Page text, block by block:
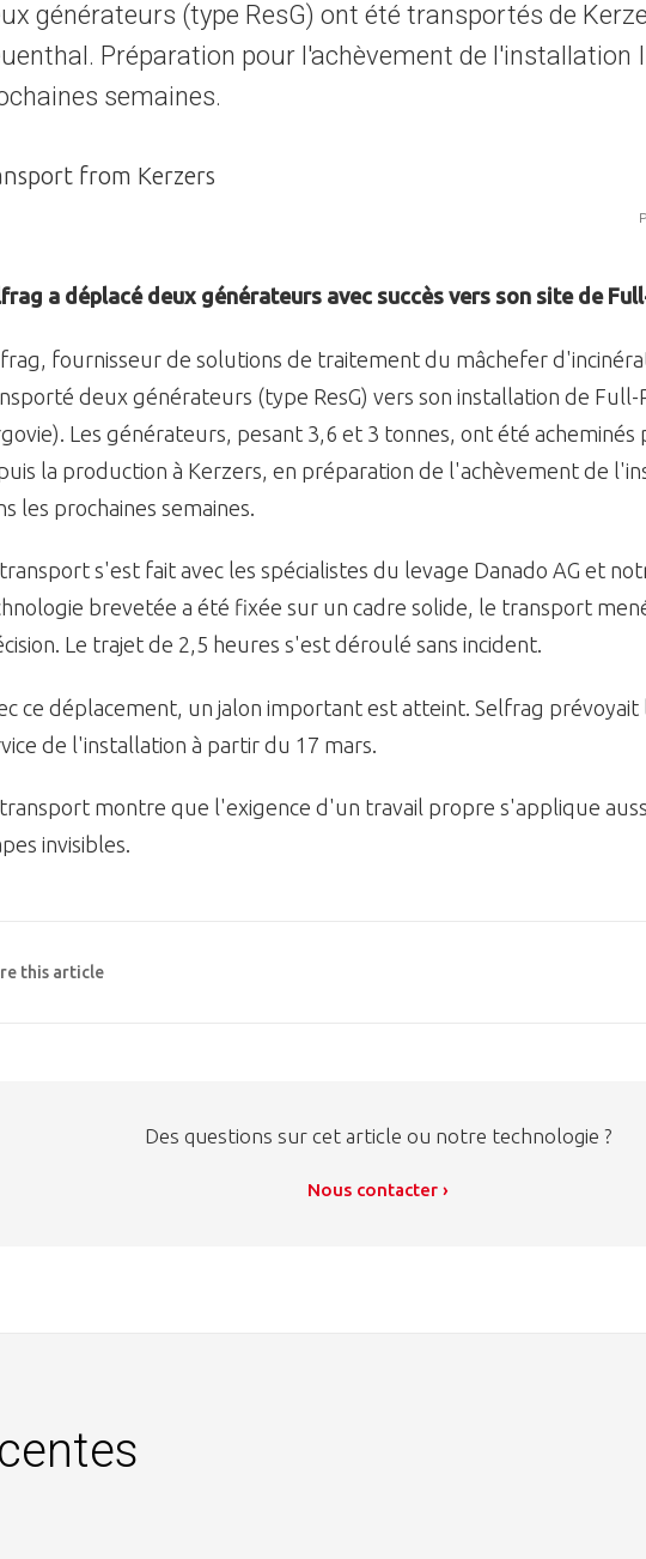
générateurs (type ResG) ont été transportés de
Préparation pour l'achèvement de l'installation
semaines.
a déplacé deux générateurs avec succès vers son site de
fournisseur de solutions de traitement du mâchefer
deux générateurs (type ResG) vers son installation de Full-
Les générateurs, pesant 3,6 et 3 tonnes, ont été acheminés
la production à Kerzers, en préparation de l'achèvement de
les prochaines semaines.
s'est fait avec les spécialistes du levage Danado AG et
brevetée a été fixée sur un cadre solide, le transport
Le trajet de 2,5 heures s'est déroulé sans incident.
ce déplacement, un jalon important est atteint. Selfrag prévoyait
de l'installation à partir du 17 mars.
montre que l'exigence d'un travail propre s'applique
invisibles.
this article
Des questions sur cet article ou notre technologie ?
Nous contacter ›